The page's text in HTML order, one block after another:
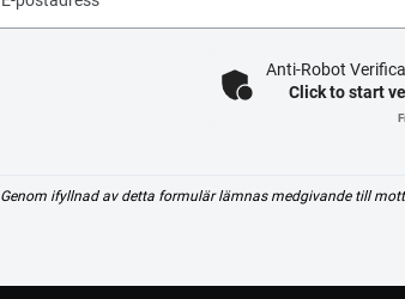
Anti-Robot
Click to start
Genom ifyllnad av detta formulär lämnas medgivande till